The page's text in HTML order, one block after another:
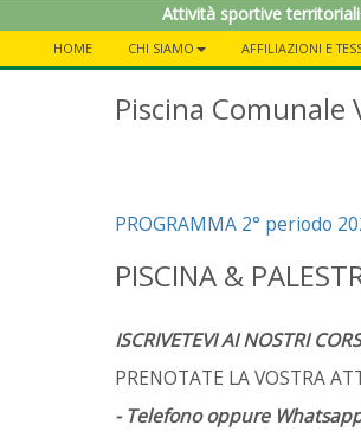
Attività sportive territoriali
HOME CHI SIAMO AFFILIAZIONI E
Piscina Comunale
PROGRAMMA 2° periodo
PISCINA &
ISCRIVETEVI AI NOSTRI
PRENOTATE LA VOSTRA
- Telefono oppure